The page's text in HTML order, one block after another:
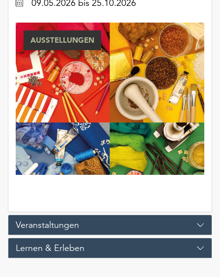
Datum09.05.2026 bis 25.10.2026
AUSSTELLUNGEN
Veranstaltungen
Lernen & Erleben